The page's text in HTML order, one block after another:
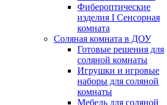
Фибероптические
изделия I Сенсорная
комната
Соляная комната в ДОУ
Готовые решения для
соляной комнаты
Игрушки и игровые
наборы для соляной
комнаты
Мебель для соляной